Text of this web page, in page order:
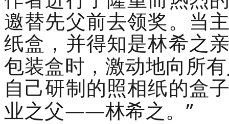
邀替先父前去领奖。当
纸盒，并得知是林希之
包装盒时，激动地向所
自己研制的照相纸的盒
业之父——林希之。 ”